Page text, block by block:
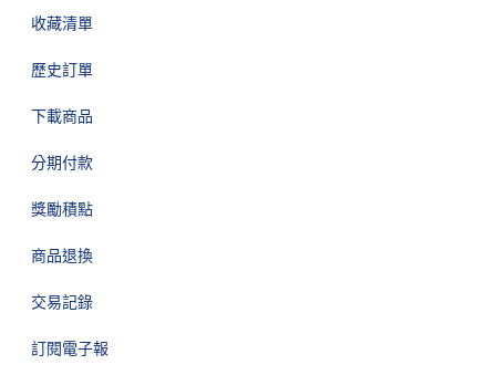
收藏清單
歷史訂單
下載商品
分期付款
獎勵積點
商品退換
交易記錄
訂閱電子報